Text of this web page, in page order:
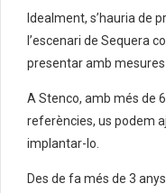
Idealment, s’hauria de
l’escenari de Sequera
presentar amb mesures
A Stenco, amb més de
referències, us podem
implantar-lo.
Des de fa més de 3